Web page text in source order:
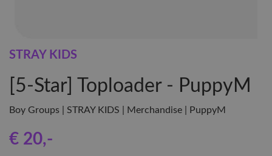
STRAY KIDS
[5-Star] Toploader - PuppyM
Boy Groups | STRAY KIDS | Merchandise | PuppyM
€ 20,-